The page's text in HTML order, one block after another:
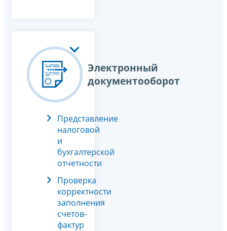
Электронный
документооборот
Представление
налоговой
и
бухгалтерской
отчетности
Проверка
корректности
заполнения
счетов-
фактур